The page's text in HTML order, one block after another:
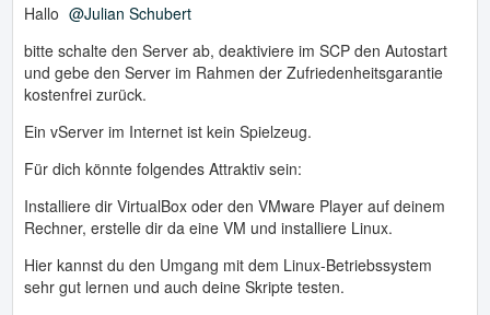
Hallo
Julian Schubert
bitte schalte den Server ab, deaktiviere im SCP den Autostart
und gebe den Server im Rahmen der Zufriedenheitsgarantie
kostenfrei zurück.
Ein vServer im Internet ist kein Spielzeug.
Für dich könnte folgendes Attraktiv sein:
Installiere dir VirtualBox oder den VMware Player auf deinem
Rechner, erstelle dir da eine VM und installiere Linux.
Hier kannst du den Umgang mit dem Linux-Betriebssystem
sehr gut lernen und auch deine Skripte testen.